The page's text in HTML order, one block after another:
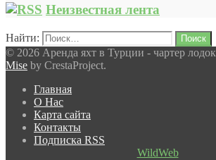
Неизвестная лента
Найти:
© 2026 Аренда яхт в Турции - чартер лодок
Mise by CrestaProject.
Главная
О Нас
Карта сайта
Контакты
Подписка RSS
WildWeb